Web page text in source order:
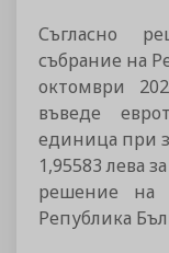
Съгласно
събрание на
октомври
въведе
единица при
1,95583 лева
решение на
Република